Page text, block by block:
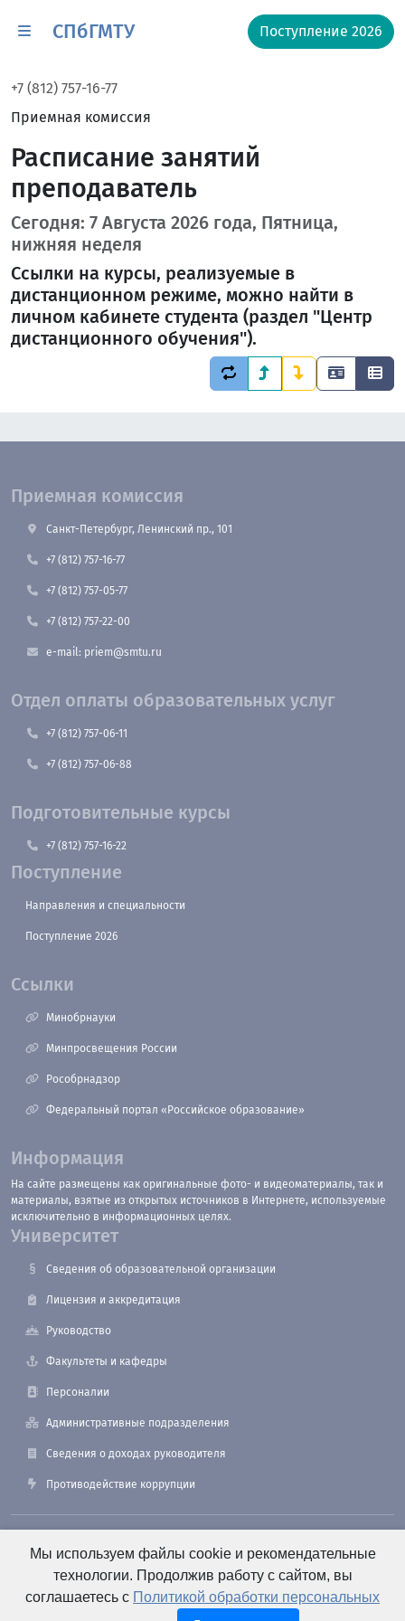
СПбГМТУ Поступление 2026
+7 (812) 757-16-77
Приемная комиссия
Расписание занятий
преподаватель
Сегодня: 7 Августа 2026 года, Пятница,
нижняя неделя
Ссылки на курсы, реализуемые в
дистанционном режиме, можно найти в
личном кабинете студента (раздел "Центр
дистанционного обучения").
Приемная комиссия
Санкт-Петербург, Ленинский пр., 101
+7 (812) 757-16-77
+7 (812) 757-05-77
+7 (812) 757-22-00
e-mail: priem@smtu.ru
Отдел оплаты образовательных услуг
+7 (812) 757-06-11
+7 (812) 757-06-88
Подготовительные курсы
+7 (812) 757-16-22
Поступление
Направления и специальности
Поступление 2026
Ссылки
Минобрнауки
Минпросвещения России
Рособрнадзор
Федеральный портал «Российское образование»
Информация
На сайте размещены как оригинальные фото- и видеоматериалы, так и
материалы, взятые из открытых источников в Интернете, используемые
исключительно в информационных целях.
Университет
Сведения об образовательной организации
Лицензия и аккредитация
Руководство
Факультеты и кафедры
Персоналии
Административные подразделения
Сведения о доходах руководителя
Противодействие коррупции
190121, Санкт-Петербург, ул. Лоцманская, 3
+7 (812) 495-26-48 Оперативный дежурный
Мы используем файлы cookie и рекомендательные
технологии. Продолжив работу с сайтом, вы
соглашаетесь с Политикой обработки персональных